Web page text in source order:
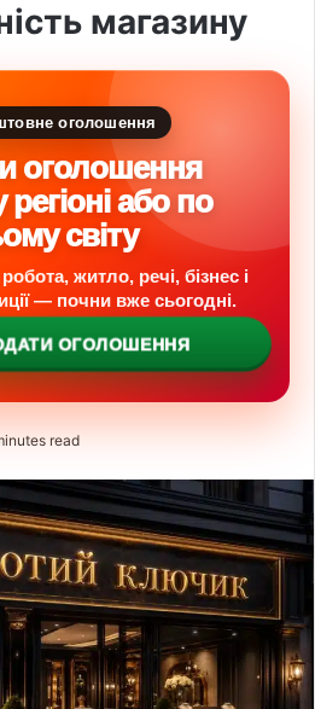
магазину
оголошення
оголошення
або по
світу
житло, речі, бізнес і
— почни вже сьогодні.
ОГОЛОШЕННЯ
read